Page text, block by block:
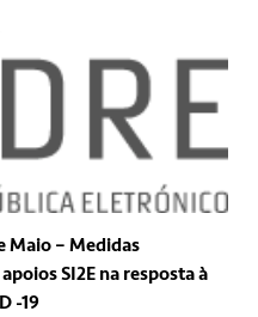
Maio – Medidas
SI2E na resposta à
-19